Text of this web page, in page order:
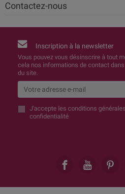
Contactez-nous
Inscription à la newsletter
Vous pouvez vous désinscrire à tout
cela nos informations de contact
du site.
J'accepte les conditions
confidentialité